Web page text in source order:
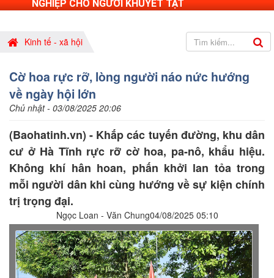
NGHIỆP CHO NGƯỜI KHUYẾT TẬT
Kinh tế - xã hội
Cờ hoa rực rỡ, lòng người náo nức hướng
về ngày hội lớn
Chủ nhật - 03/08/2025 20:06
(Baohatinh.vn) - Khắp các tuyến đường, khu dân
cư ở Hà Tĩnh rực rỡ cờ hoa, pa-nô, khẩu hiệu.
Không khí hân hoan, phấn khởi lan tỏa trong
mỗi người dân khi cùng hướng về sự kiện chính
trị trọng đại.
Ngọc Loan - Văn Chung04/08/2025 05:10